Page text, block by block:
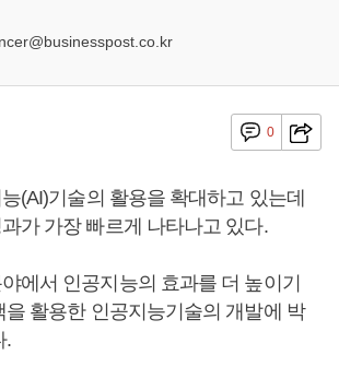
0
(AI)기술의 활용을 확대하고 있는데
가 가장 빠르게 나타나고 있다.
에서 인공지능의 효과를 더 높이기
을 활용한 인공지능기술의 개발에 박
.